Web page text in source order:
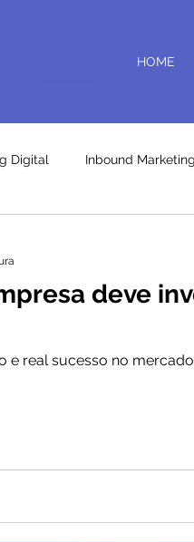
HOME
Digital Inbound Marketing
deve
no mercado com sua empresa